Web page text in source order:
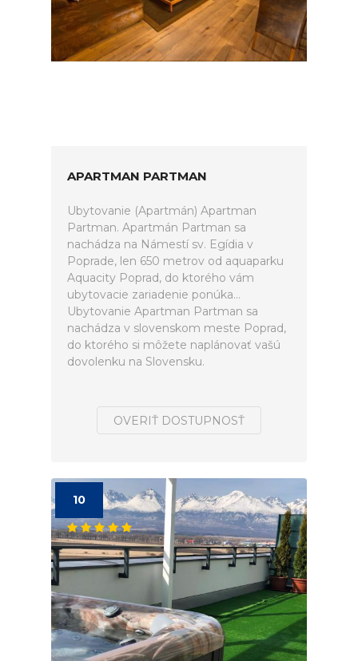
APARTMAN PARTMAN
Ubytovanie (Apartmán) Apartman
Partman. Apartmán Partman sa
nachádza na Námestí sv. Egídia v
Poprade, len 650 metrov od aquaparku
Aquacity Poprad, do ktorého vám
ubytovacie zariadenie ponúka...
Ubytovanie Apartman Partman sa
nachádza v slovenskom meste Poprad,
do ktorého si môžete naplánovať vašú
dovolenku na Slovensku.
OVERIŤ DOSTUPNOSŤ
10